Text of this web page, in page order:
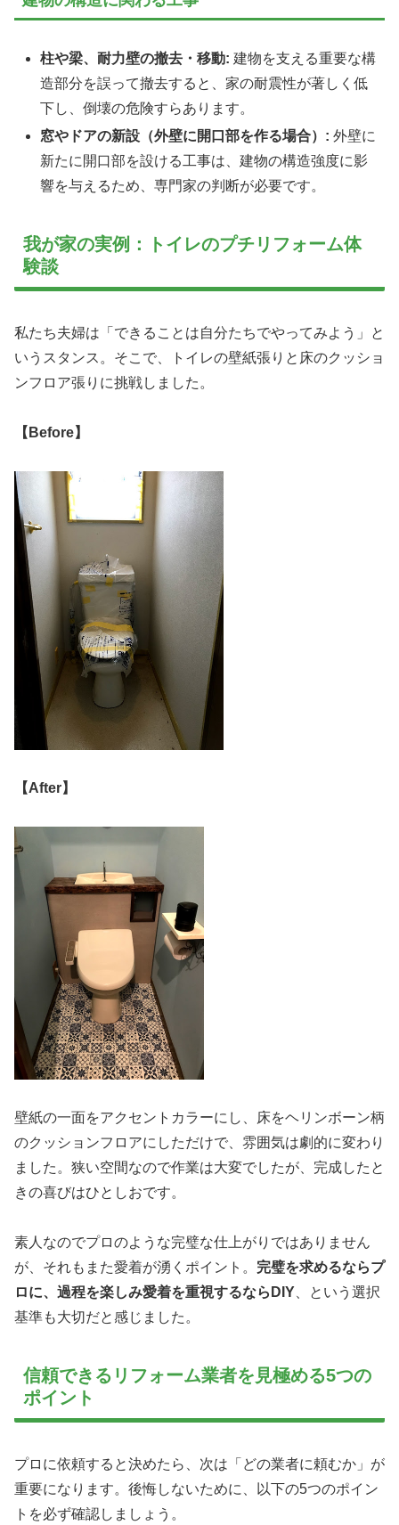
柱や梁、耐力壁の撤去・移動: 建物を支える重要な構
造部分を誤って撤去すると、家の耐震性が著しく低
下し、倒壊の危険すらあります。
窓やドアの新設（外壁に開口部を作る場合）: 外壁に
新たに開口部を設ける工事は、建物の構造強度に影
響を与えるため、専門家の判断が必要です。
我が家の実例：トイレのプチリフォーム体
験談
私たち夫婦は「できることは自分たちでやってみよう」と
いうスタンス。そこで、トイレの壁紙張りと床のクッショ
ンフロア張りに挑戦しました。
【Before】
【After】
壁紙の一面をアクセントカラーにし、床をヘリンボーン柄
のクッションフロアにしただけで、雰囲気は劇的に変わり
ました。狭い空間なので作業は大変でしたが、完成したと
きの喜びはひとしおです。
素人なのでプロのような完璧な仕上がりではありません
が、それもまた愛着が湧くポイント。 完璧を求めるならプ
ロに、過程を楽しみ愛着を重視するならDIY 、という選択
基準も大切だと感じました。
信頼できるリフォーム業者を見極める5つの
ポイント
プロに依頼すると決めたら、次は「どの業者に頼むか」が
重要になります。後悔しないために、以下の5つのポイン
トを必ず確認しましょう。